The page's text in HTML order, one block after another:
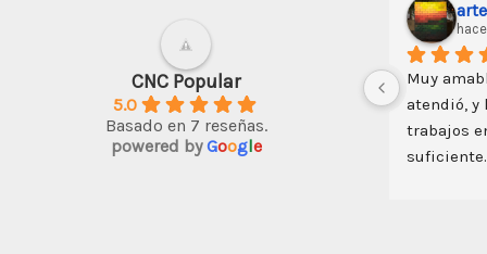
CNC Popular
5.0
Basado en 7 reseñas.
powered byGoogle
Muy
atendió, y
trabajos
suficiente.